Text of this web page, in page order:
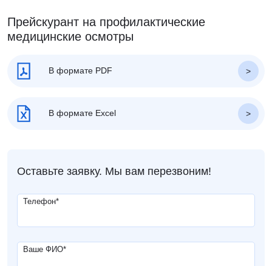
Прейскурант на профилактические
медицинские осмотры
В формате PDF
В формате Excel
Оставьте заявку. Мы вам перезвоним!
Телефон*
Ваше ФИО*